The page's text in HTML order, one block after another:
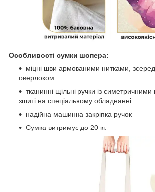
Особливості сумки шопера:
міцні шви армованими нитками,
оверлоком
тканинні щільні ручки із симетричними
зшиті на спеціальному обладнанні
надійна машинна закріпка ручок
Сумка витримує до 20 кг.